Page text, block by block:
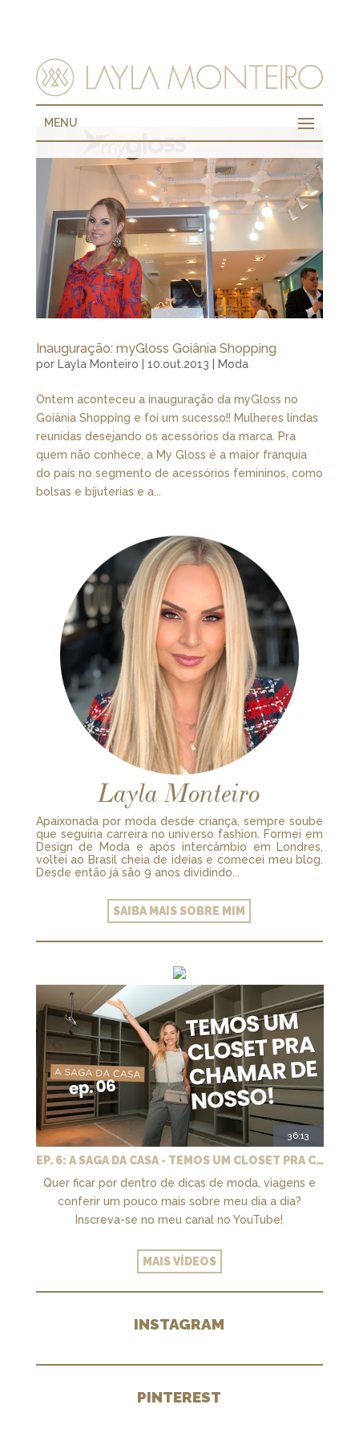
MENU
Inauguração: myGloss Goiânia Shopping
por Layla Monteiro 10.out.2013 Moda
Ontem aconteceu a inauguração da myGloss no
Goiânia Shopping e foi um sucesso!! Mulheres lindas
reunidas desejando os acessórios da marca. Pra
quem não conhece, a My Gloss é a maior franquia
do país no segmento de acessórios femininos, como
bolsas e bijuterias e a...
Layla Monteiro
Apaixonada por moda desde criança, sempre soube
que seguiria carreira no universo fashion. Formei em
Design de Moda e após intercâmbio em Londres,
voltei ao Brasil cheia de ideias e comecei meu blog.
Desde então já são 9 anos dividindo...
SAIBA MAIS SOBRE MIM
36:13
EP. 6: A SAGA DA CASA - TEMOS UM CLOSET PRA CHAMAR DE NOSSO + MARCENARIA E PAISAGISMO
Quer ficar por dentro de dicas de moda, viagens e
conferir um pouco mais sobre meu dia a dia?
Inscreva-se no meu canal no YouTube!
MAIS VÍDEOS
INSTAGRAM
PINTEREST